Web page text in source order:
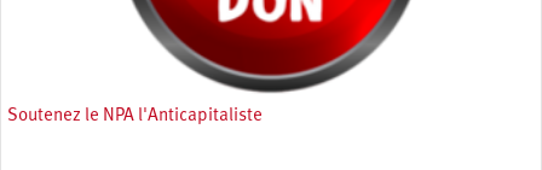
Soutenez le NPA l'Anticapitaliste